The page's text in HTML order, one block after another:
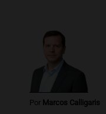
Por Marcos Calligaris